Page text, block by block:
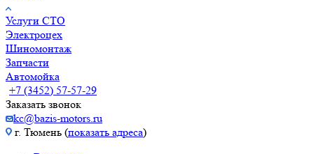
Услуги СТО
Электроцех
Шиномонтаж
Запчасти
Автомойка
+7 (3452) 57-57-29
Заказать звонок
kc@bazis-motors.ru
г. Тюмень (показать адреса)